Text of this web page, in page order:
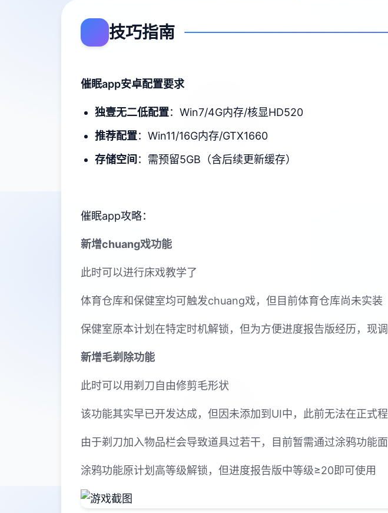
技巧指南
催眠app安卓配置要求
​独壹无二低配置​​：Win7/4G内存/核显HD520
​推荐配置​​：Win11/16G内存/GTX1660
​存储空间​ ​：需预留5GB（含后续更新缓存）
催眠app攻略：
新增chuang戏功能
此时可以进行床戏教学了
体育仓库和保健室均可触发chuang戏，但目前体育仓库尚未实装
保健室原本计划在特定时机解锁，但为方便进度报告版经历，现
新增毛剃除功能
此时可以用剃刀自由修剪毛形状
该功能其实早已开发达成，但因未添加到UI中，此前无法在正式程
由于剃刀加入物品栏会导致道具过若干，目前暂需通过涂鸦功能
涂鸦功能原计划高等级解锁，但进度报告版中等级≥20即可使用